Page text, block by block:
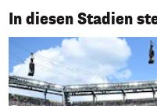
In diesen Stadien
1/17